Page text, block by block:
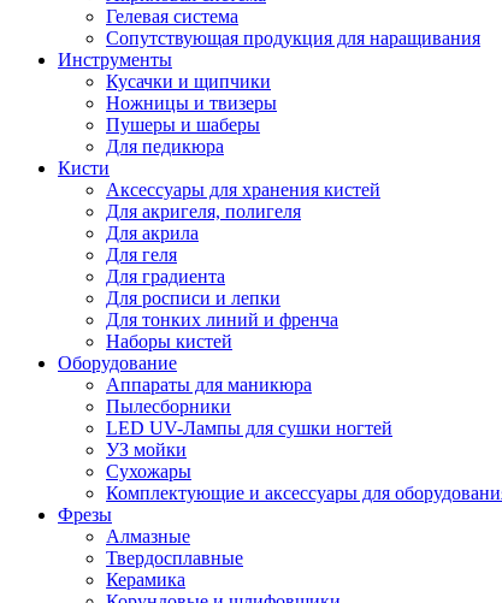
Гелевая система
Сопутствующая продукция для наращивания
Инструменты
Кусачки и щипчики
Ножницы и твизеры
Пушеры и шаберы
Для педикюра
Кисти
Аксессуары для хранения кистей
Для акригеля, полигеля
Для акрила
Для геля
Для градиента
Для росписи и лепки
Для тонких линий и френча
Наборы кистей
Оборудование
Аппараты для маникюра
Пылесборники
LED UV-Лампы для сушки ногтей
УЗ мойки
Сухожары
Комплектующие и аксессуары для
Фрезы
Алмазные
Твердосплавные
Керамика